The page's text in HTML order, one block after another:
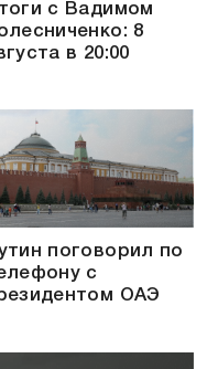
с Вадимом
8
в 20:00
поговорил по
с
ОАЭ